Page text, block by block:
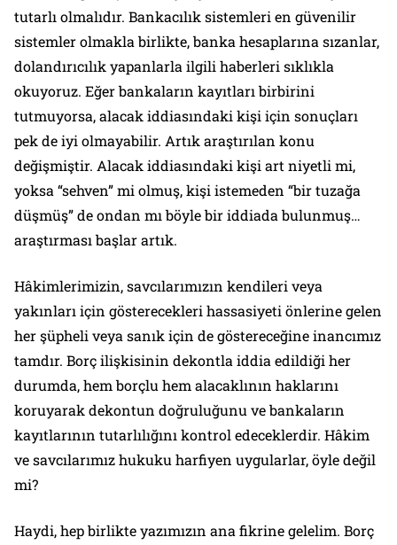
tutarlı olmalıdır. Bankacılık sistemleri en güvenilir
sistemler olmakla birlikte, banka hesaplarına sızanlar,
dolandırıcılık yapanlarla ilgili haberleri sıklıkla
okuyoruz. Eğer bankaların kayıtları birbirini
tutmuyorsa, alacak iddiasındaki kişi için sonuçları
pek de iyi olmayabilir. Artık araştırılan konu
değişmiştir. Alacak iddiasındaki kişi art niyetli mi,
yoksa “sehven” mi olmuş, kişi istemeden “bir tuzağa
düşmüş” de ondan mı böyle bir iddiada bulunmuş…
araştırması başlar artık.
Hâkimlerimizin, savcılarımızın kendileri veya
yakınları için gösterecekleri hassasiyeti önlerine gelen
her şüpheli veya sanık için de göstereceğine inancımız
tamdır. Borç ilişkisinin dekontla iddia edildiği her
durumda, hem borçlu hem alacaklının haklarını
koruyarak dekontun doğruluğunu ve bankaların
kayıtlarının tutarlılığını kontrol edeceklerdir. Hâkim
ve savcılarımız hukuku harfiyen uygularlar, öyle değil
mi?
Haydi, hep birlikte yazımızın ana fikrine gelelim. Borç